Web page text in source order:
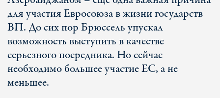
для участия Евросоюза в жизни государств
ВП. До сих пор Брюссель упускал
возможность выступить в качестве
серьезного посредника. Но сейчас
необходимо большее участие ЕС, а не
меньшее.